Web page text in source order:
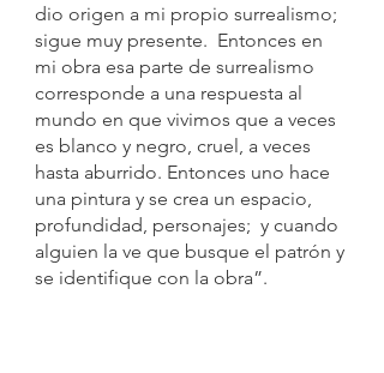
dio origen a mi propio surrealismo;
sigue muy presente.  Entonces en
mi obra esa parte de surrealismo
corresponde a una respuesta al
mundo en que vivimos que a veces
es blanco y negro, cruel, a veces
hasta aburrido. Entonces uno hace
una pintura y se crea un espacio,
profundidad, personajes;  y cuando
alguien la ve que busque el patrón y
se identifique con la obra”.